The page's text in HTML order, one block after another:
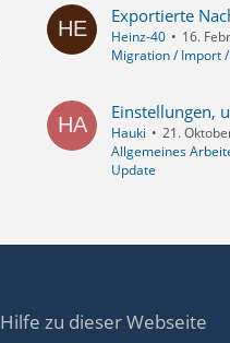
Exportierte
Heinz-40
16.
Migration / Import
Hauki
21.
Allgemeines
Update
Hilfe zu dieser Webseite